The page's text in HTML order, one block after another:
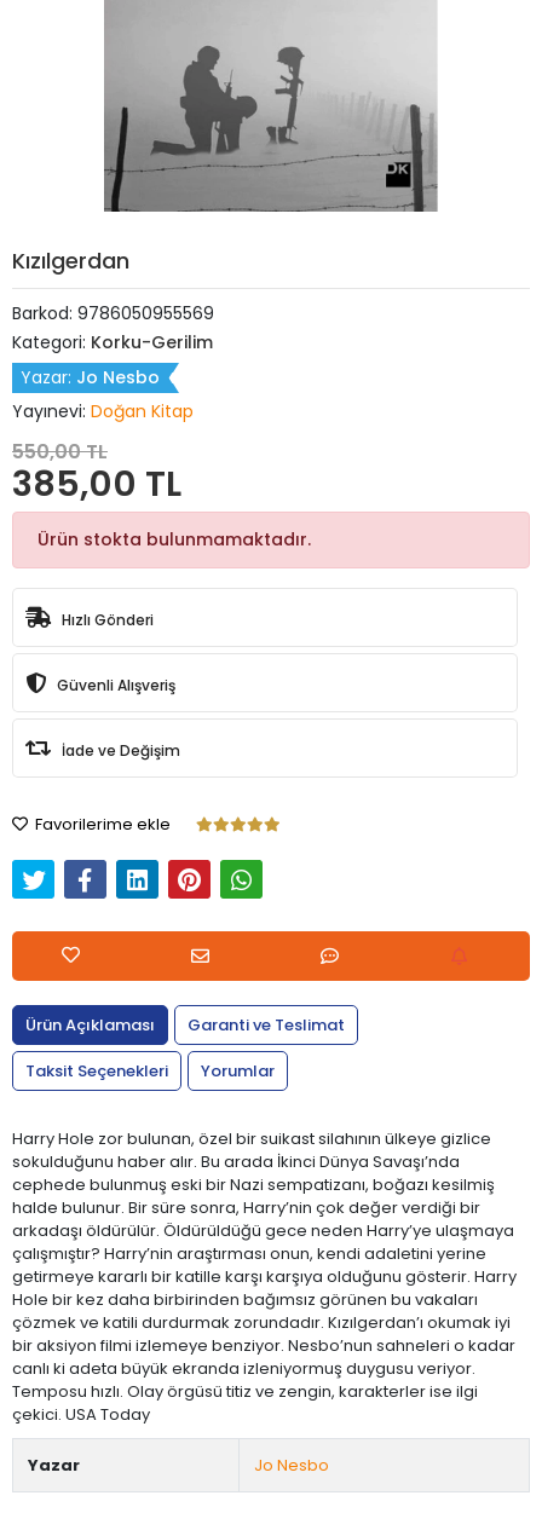
Kızılgerdan
Barkod: 9786050955569
Kategori: Korku-Gerilim
Yazar: Jo Nesbo
Yayınevi: Doğan Kitap
550,00 TL
385,00 TL
Ürün stokta bulunmamaktadır.
Hızlı Gönderi
Güvenli Alışveriş
İade ve Değişim
Favorilerime ekle
Ürün Açıklaması
Garanti ve Teslimat
Taksit Seçenekleri
Yorumlar
Harry Hole zor bulunan, özel bir suikast silahının ülkeye gizlice
sokulduğunu haber alır. Bu arada İkinci Dünya Savaşı’nda
cephede bulunmuş eski bir Nazi sempatizanı, boğazı kesilmiş
halde bulunur. Bir süre sonra, Harry’nin çok değer verdiği bir
arkadaşı öldürülür. Öldürüldüğü gece neden Harry’ye ulaşmaya
çalışmıştır? Harry’nin araştırması onun, kendi adaletini yerine
getirmeye kararlı bir katille karşı karşıya olduğunu gösterir. Harry
Hole bir kez daha birbirinden bağımsız görünen bu vakaları
çözmek ve katili durdurmak zorundadır. Kızılgerdan’ı okumak iyi
bir aksiyon filmi izlemeye benziyor. Nesbo’nun sahneleri o kadar
canlı ki adeta büyük ekranda izleniyormuş duygusu veriyor.
Temposu hızlı. Olay örgüsü titiz ve zengin, karakterler ise ilgi
çekici. USA Today
Yazar Jo Nesbo